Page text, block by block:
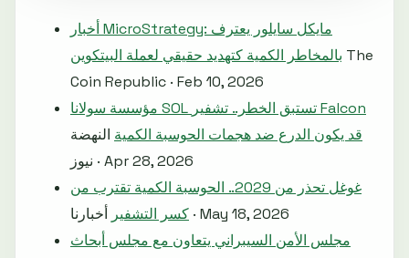
أخبار MicroStrategy: مايكل سايلور يعترف
بالمخاطر الكمية كتهديد حقيقي لعملة البيتكوين The
Coin Republic · Feb 10, 2026
مؤسسة سولانا SOL تستبق الخطر.. تشفير Falcon
قد يكون الدرع ضد هجمات الحوسبة الكمية النهضة
نيوز · Apr 28, 2026
غوغل تحذر من 2029.. الحوسبة الكمية تقترب من
كسر التشفير أخبارنا · May 18, 2026
مجلس الأمن السيبراني يتعاون مع مجلس أبحاث